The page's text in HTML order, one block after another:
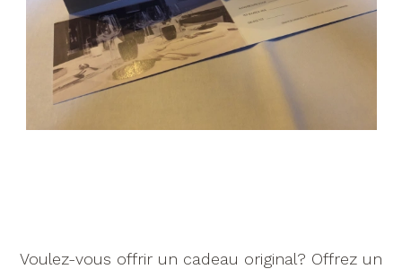
Voulez-vous offrir un cadeau original? Offrez un